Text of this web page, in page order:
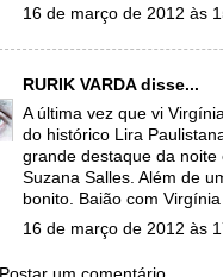
16 de março de 2012 às
RURIK VARDAdisse...
A última vez que vi
do histórico Lira
grande destaque da
Suzana Salles. Além de
bonito. Baião com
16 de março de 2012 às